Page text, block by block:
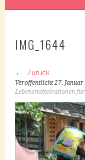
IMG_1644
Zurück
Veröffentlicht27. Januar
Lebensmittelrationen